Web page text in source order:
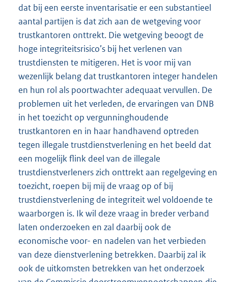
dat bij een eerste inventarisatie er een substantieel
aantal partijen is dat zich aan de wetgeving voor
trustkantoren onttrekt. Die wetgeving beoogt de
hoge integriteitsrisico’s bij het verlenen van
trustdiensten te mitigeren. Het is voor mij van
wezenlijk belang dat trustkantoren integer handelen
en hun rol als poortwachter adequaat vervullen. De
problemen uit het verleden, de ervaringen van DNB
in het toezicht op vergunninghoudende
trustkantoren en in haar handhavend optreden
tegen illegale trustdienstverlening en het beeld dat
een mogelijk flink deel van de illegale
trustdienstverleners zich onttrekt aan regelgeving en
toezicht, roepen bij mij de vraag op of bij
trustdienstverlening de integriteit wel voldoende te
waarborgen is. Ik wil deze vraag in breder verband
laten onderzoeken en zal daarbij ook de
economische voor- en nadelen van het verbieden
van deze dienstverlening betrekken. Daarbij zal ik
ook de uitkomsten betrekken van het onderzoek